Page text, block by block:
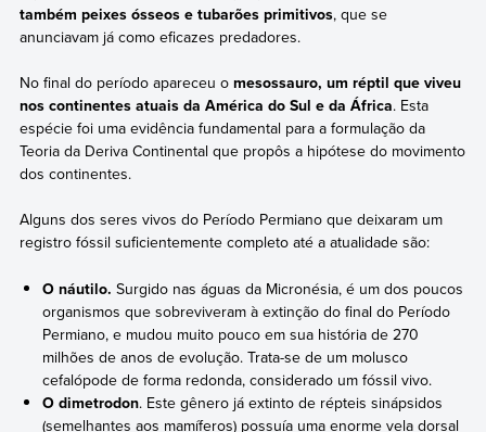
também peixes ósseos e tubarões primitivos, que se
anunciavam já como eficazes predadores.
No final do período apareceu o mesossauro, um réptil que viveu
nos continentes atuais da América do Sul e da África. Esta
espécie foi uma evidência fundamental para a formulação da
Teoria da Deriva Continental que propôs a hipótese do movimento
dos continentes.
Alguns dos seres vivos do Período Permiano que deixaram um
registro fóssil suficientemente completo até a atualidade são:
O náutilo. Surgido nas águas da Micronésia, é um dos poucos
organismos que sobreviveram à extinção do final do Período
Permiano, e mudou muito pouco em sua história de 270
milhões de anos de evolução. Trata-se de um molusco
cefalópode de forma redonda, considerado um fóssil vivo.
O dimetrodon. Este gênero já extinto de répteis sinápsidos
(semelhantes aos mamíferos) possuía uma enorme vela dorsal